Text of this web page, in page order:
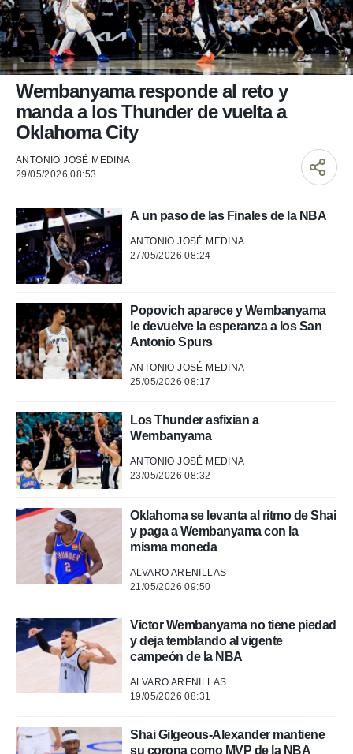
permite
seguir
contenido
a la
todas
ya sean
nos
y análisis
en
así como
perfil
y
en
más
de
disponible
cookies
aceptar
sitio
te
ACEPTAR
Y
CONTINUAR
CONFIGURAR
RECHAZAR
Wembanyama responde al reto y
manda a los Thunder de vuelta a
Oklahoma City
ANTONIO JOSÉ MEDINA
29/05/2026 08:53
A un paso de las Finales de la NBA
ANTONIO JOSÉ MEDINA
27/05/2026 08:24
Popovich aparece y Wembanyama
le devuelve la esperanza a los San
Antonio Spurs
ANTONIO JOSÉ MEDINA
25/05/2026 08:17
Los Thunder asfixian a
Wembanyama
ANTONIO JOSÉ MEDINA
23/05/2026 08:32
Oklahoma se levanta al ritmo de Shai
y paga a Wembanyama con la
misma moneda
ALVARO ARENILLAS
21/05/2026 09:50
Victor Wembanyama no tiene piedad
y deja temblando al vigente
campeón de la NBA
ALVARO ARENILLAS
19/05/2026 08:31
Shai Gilgeous-Alexander mantiene
su corona como MVP de la NBA